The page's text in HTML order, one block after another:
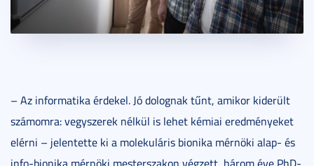
– Az informatika érdekel. Jó dolognak tűnt, amikor kiderült
számomra: vegyszerek nélkül is lehet kémiai eredményeket
elérni – jelentette ki a molekuláris bionika mérnöki alap- és